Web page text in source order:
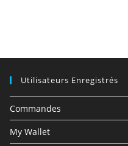
Utilisateurs Enregistrés
Commandes
My Wallet